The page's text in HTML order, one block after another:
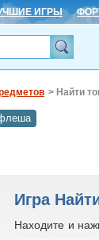
ИГРЫ
> Найти
Игра
Находите и